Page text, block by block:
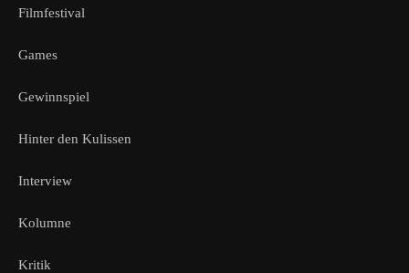
Filmfestival
Games
Gewinnspiel
Hinter den Kulissen
Interview
Kolumne
Kritik